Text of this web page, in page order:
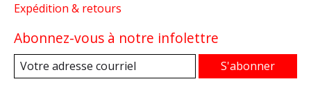
Expédition & retours
Abonnez-vous à notre infolettre
S'abonner